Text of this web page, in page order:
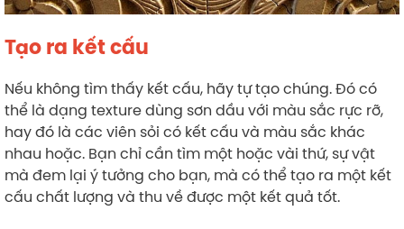
Tạo ra kết cấu
Nếu không tìm thấy kết cấu, hãy tự tạo chúng. Đó có
thể là dạng texture dùng sơn dầu với màu sắc rực rỡ,
hay đó là các viên sỏi có kết cấu và màu sắc khác
nhau hoặc. Bạn chỉ cần tìm một hoặc vài thứ, sự vật
mà đem lại ý tưởng cho bạn, mà có thể tạo ra một kết
cấu chất lượng và thu về được một kết quả tốt.